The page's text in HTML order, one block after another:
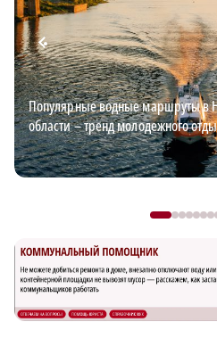
Популярные водные маршруты в
области – тренд молодежного